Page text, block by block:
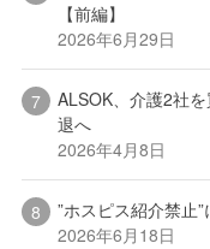
【前編】
2026年6月29日
ALSOK、介護2社
退へ
2026年4月8日
”ホスピス紹介禁止
2026年6月18日